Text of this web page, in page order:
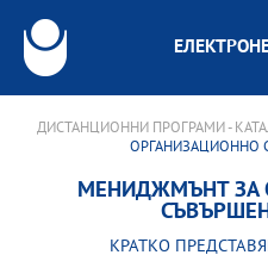
ДИСТАНЦИОННИ ПРОГРАМИ -
ОРГАНИЗАЦИОННО
МЕНИДЖМЪНТ ЗА
КРАТКО